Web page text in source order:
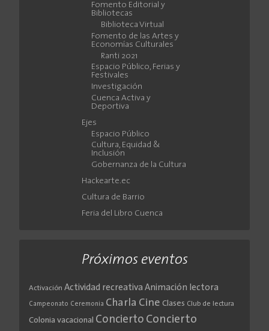
Fomento Editorial y
Bibliotecas
Biblioteca Virtual
Fomento de las Artes y
Economías Culturales
Ranti 2021
Espacio Público, Ferias y
Festivales
Investigación
Cuenca Activa y
Deportiva
Ejes
Espacio Público
Cultura, Equidad &
Inclusión
Gobernanza de la Cultura
Hackearte.ec
Cultura de Barrio
Feria del Libro Cuenca
Próximos eventos
Activación Actividad recreativa Animación lectora
Campeonato Ceremonia Charla Cine Clases Club de lectura
Colonia vacacional Concierto Concierto